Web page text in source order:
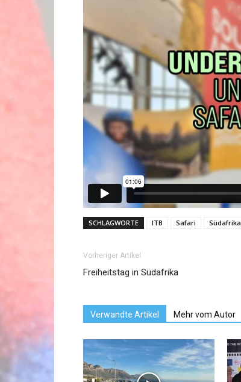
SCHLAGWORTE ITB Safari Südafrika
Vorheriger Artikel
Freiheitstag in Südafrika
Verwandte Artikel Mehr vom Autor